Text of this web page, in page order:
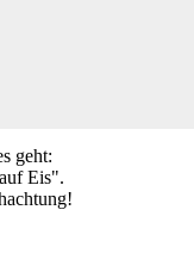
geht:
Eis".